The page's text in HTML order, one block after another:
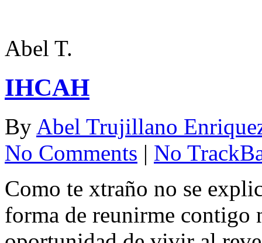
Abel T.
IHCAH
By Abel Trujillano
No Comments | No
Como te xtraño no se
forma de reunirme contigo